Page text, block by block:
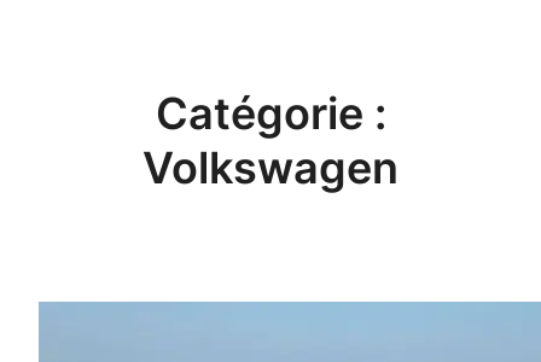
Catégorie :
Volkswagen